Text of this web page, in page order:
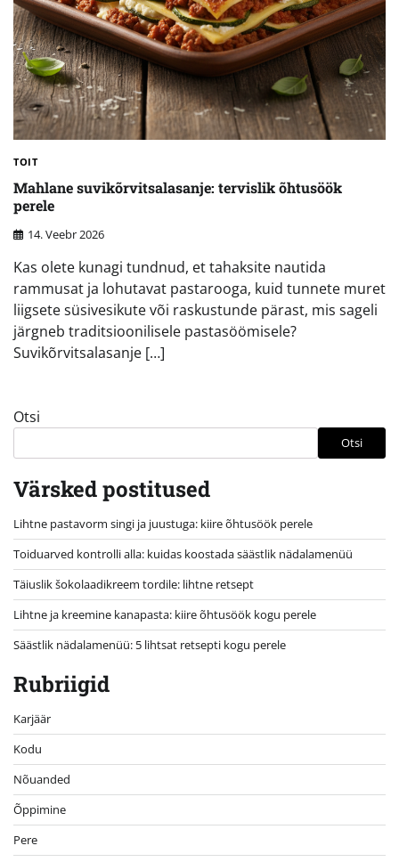
TOIT
Mahlane suvikõrvitsalasanje: tervislik õhtusöök
perele
14. Veebr 2026
Kas olete kunagi tundnud, et tahaksite nautida
rammusat ja lohutavat pastarooga, kuid tunnete muret
liigsete süsivesikute või raskustunde pärast, mis sageli
järgneb traditsioonilisele pastasöömisele?
Suvikõrvitsalasanje […]
Otsi
Otsi
Värsked postitused
Lihtne pastavorm singi ja juustuga: kiire õhtusöök perele
Toiduarved kontrolli alla: kuidas koostada säästlik nädalamenüü
Täiuslik šokolaadikreem tordile: lihtne retsept
Lihtne ja kreemine kanapasta: kiire õhtusöök kogu perele
Säästlik nädalamenüü: 5 lihtsat retsepti kogu perele
Rubriigid
Karjäär
Kodu
Nõuanded
Õppimine
Pere